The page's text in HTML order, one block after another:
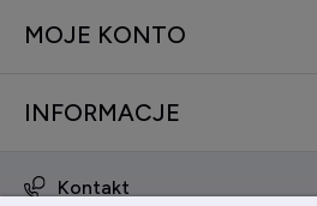
MOJE KONTO
INFORMACJE
Kontakt